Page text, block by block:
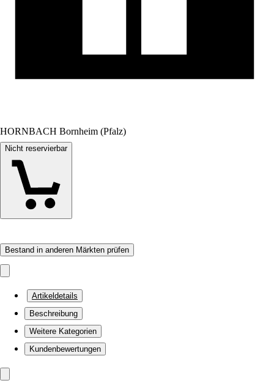
HORNBACH Bornheim (Pfalz)
Nicht reservierbar
Bestand in anderen Märkten prüfen
Artikeldetails
Beschreibung
Weitere Kategorien
Kundenbewertungen